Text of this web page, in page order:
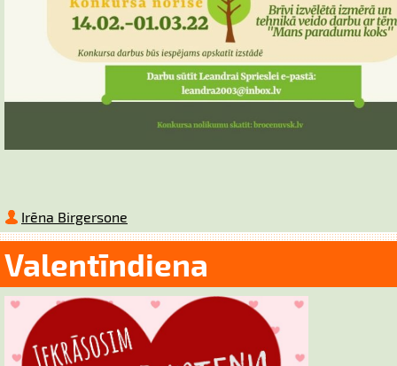
Irēna Birgersone
Valentīndiena